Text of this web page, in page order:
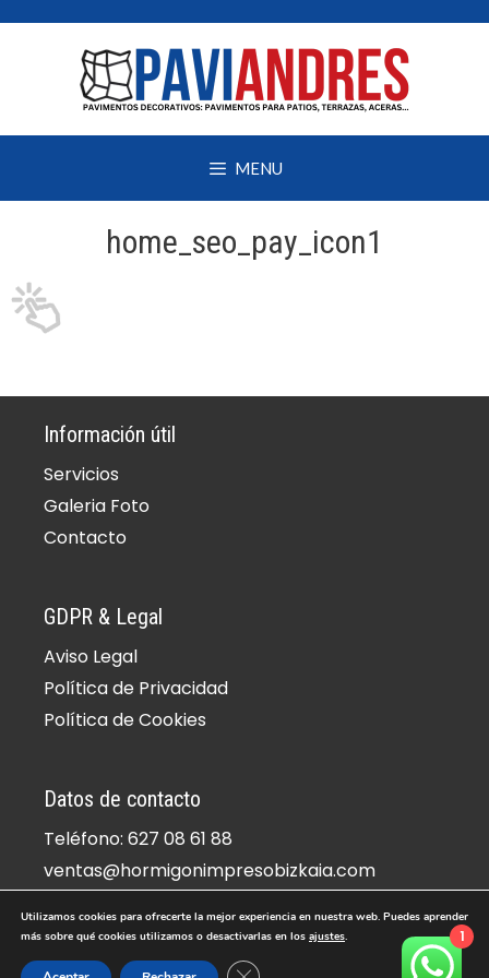
contenido
MENU
home_seo_pay_icon1
Información útil
Servicios
Galeria Foto
Contacto
GDPR & Legal
Aviso Legal
Política de Privacidad
Política de Cookies
Datos de contacto
Teléfono: 627 08 61 88
ventas@hormigonimpresobizkaia.com
© Copyright 2026 -Hormigon Impreso Bizkaia | Hormigon
Utilizamos cookies para ofrecerte la mejor experiencia en nuestra web. Puedes aprender
más sobre qué cookies utilizamos o desactivarlas en los ajustes.
Cerrar el banner de cookies RGPD
1